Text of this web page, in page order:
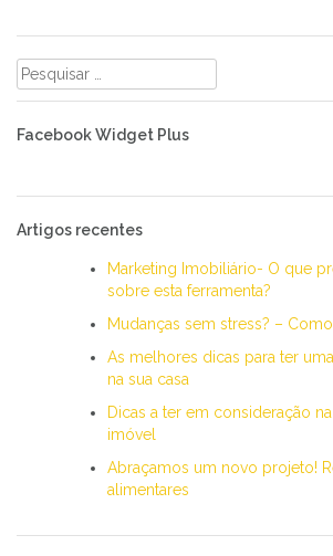
Pesquisar
por:
Facebook Widget Plus
Artigos recentes
Marketing Imobiliário- O que
sobre esta ferramenta?
Mudanças sem stress? –
As melhores dicas para ter
na sua casa
Dicas a ter em consideração
imóvel
Abraçamos um novo projeto!
alimentares